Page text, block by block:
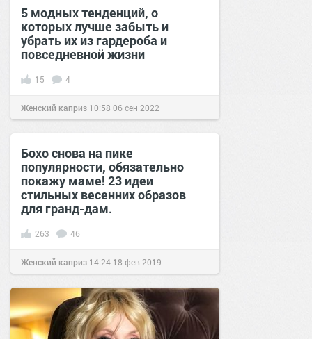
5 модных тенденций, о
которых лучше забыть и
убрать их из гардероба и
повседневной жизни
15 4
Женский каприз 10:58 06 сен 2022
Бохо снова на пике
популярности, обязательно
покажу маме! 23 идеи
стильных весенних образов
для гранд-дам.
263 46
Женский каприз 14:24 18 фев 2019